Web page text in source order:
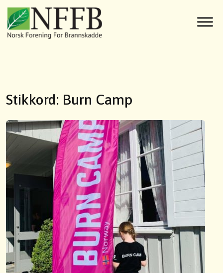
Stikkord: Burn Camp